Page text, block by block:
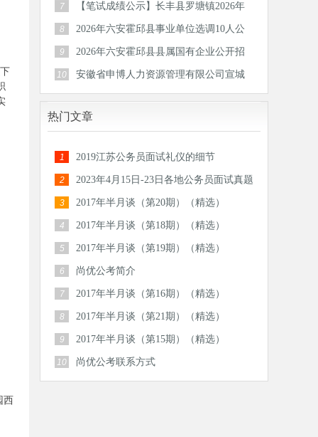
西
7
【笔试成绩公示】长丰县罗塘镇2026年
公开招
8
2026年六安霍邱县事业单位选调10人公
告
9
2026年六安霍邱县县属国有企业公开招
聘工作
10
安徽省申博人力资源管理有限公司宣城
分公司
热门文章
1 2019江苏公务员面试礼仪的细节
2
2023年4月15日-23日各地公务员面试真题
汇总
3 2017年半月谈（第20期）（精选）
4 2017年半月谈（第18期）（精选）
5 2017年半月谈（第19期）（精选）
6 尚优公考简介
7 2017年半月谈（第16期）（精选）
8 2017年半月谈（第21期）（精选）
9 2017年半月谈（第15期）（精选）
10 尚优公考联系方式